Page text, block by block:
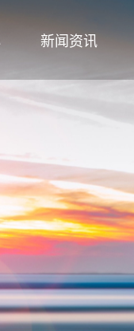
新闻资讯